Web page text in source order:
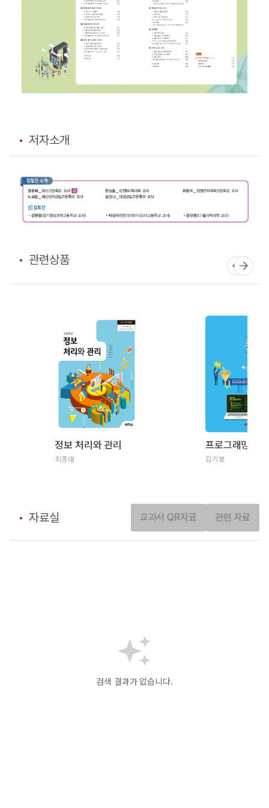
저자소개
관련상품
정보 처리와 관리
최종대
프로그래밍
김기붕
자료실 교과서 QR자료 관련 자료
검색 결과가 없습니다.